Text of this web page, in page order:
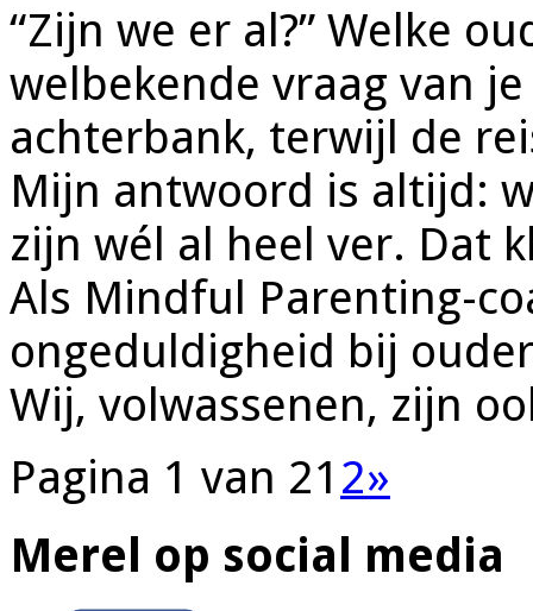
“Zijn we er al?” Welke
welbekende vraag van
achterbank, terwijl de
Mijn antwoord is altijd:
zijn wél al heel ver. Dat
Als Mindful Parenting-
ongeduldigheid bij
Wij, volwassenen, zijn
Pagina 1 van 21 2»
Merel op social media